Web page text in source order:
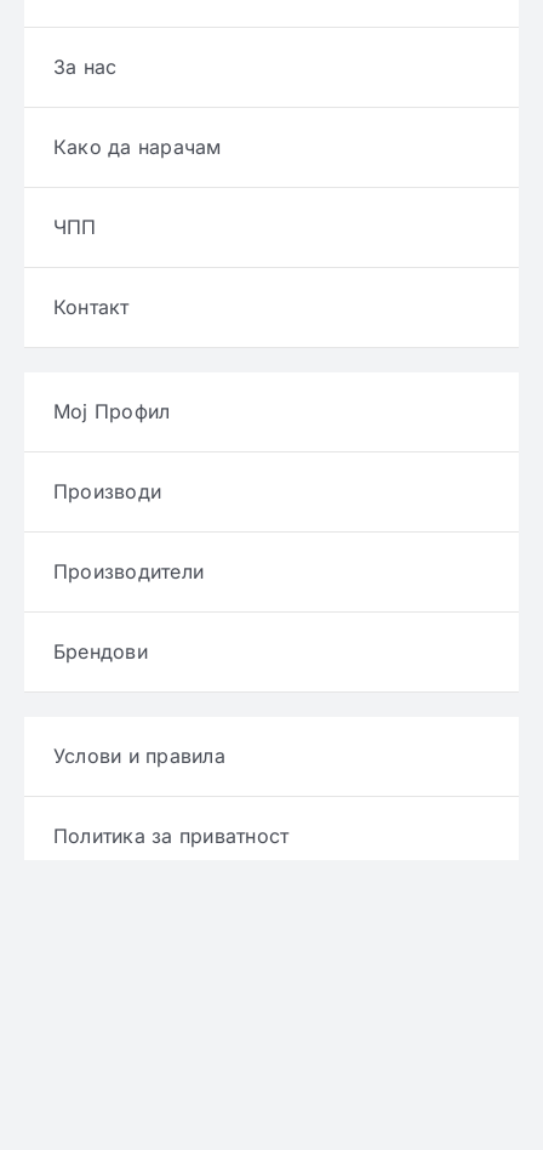
За нас
Како да нарачам
ЧПП
Контакт
Мој Профил
Производи
Производители
Брендови
Услови и правила
Политика за приватност